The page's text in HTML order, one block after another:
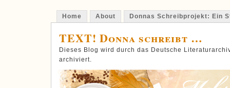
Home About Donnas Schreibprojekt: Ein
TEXT! Donna schreibt …
Dieses Blog wird durch das Deutsche
archiviert.